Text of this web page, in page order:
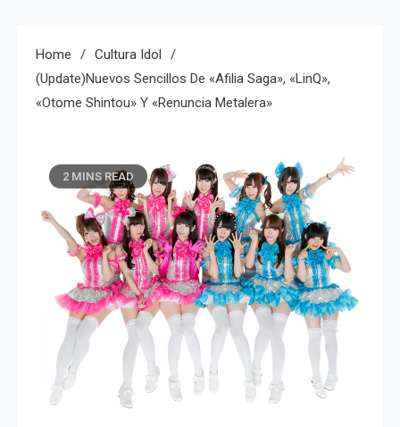
Home
Cultura Idol
(Update)Nuevos Sencillos De «Afilia Saga», «LinQ»,
«Otome Shintou» Y «renuncia Metalera»
2 MINS READ